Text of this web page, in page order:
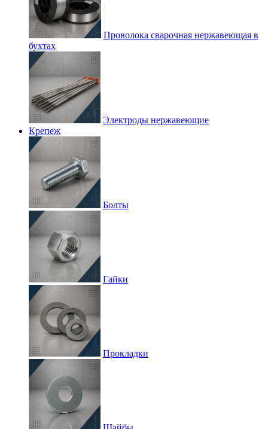
Проволока сварочная нержавеющая в
бухтах
Электроды нержавеющие
Крепеж
Болты
Гайки
Прокладки